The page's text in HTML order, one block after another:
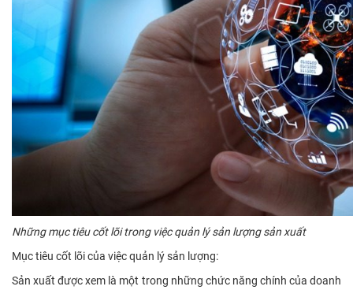
Những mục tiêu cốt lõi trong việc quản lý sản lượng sản xuất
Mục tiêu cốt lõi của việc quản lý sản lượng:
Sản xuất được xem là một trong những chức năng chính của doanh